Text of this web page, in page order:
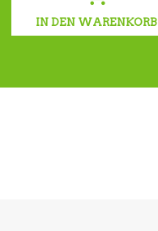
IN DEN WARENKORB